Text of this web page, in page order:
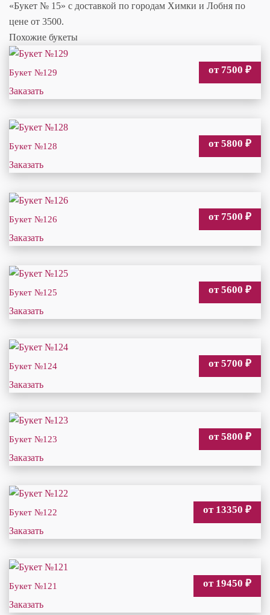
«Букет № 15» с доставкой по городам Химки и Лобня по
цене от 3500.
Похожие букеты
Букет №129 от 7500 ₽
Заказать
Букет №128 от 5800 ₽
Заказать
Букет №126 от 7500 ₽
Заказать
Букет №125 от 5600 ₽
Заказать
Букет №124 от 5700 ₽
Заказать
Букет №123 от 5800 ₽
Заказать
Букет №122 от 13350 ₽
Заказать
Букет №121 от 19450 ₽
Заказать